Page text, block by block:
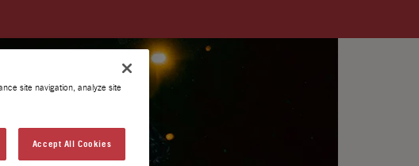
site navigation, analyze site
Accept All Cookies